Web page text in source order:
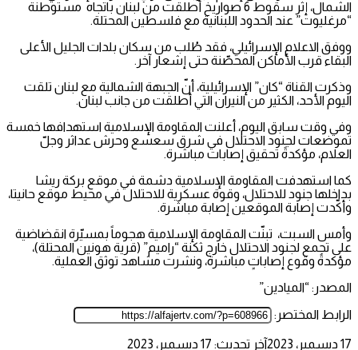
الشمال، إثر سقوط 6 صواريخ أطلقت من لبنان باتجاه مستوطنة
“مرغليوت” عند الحدود اللبنانية مع فلسطين المحتلة.
ووفق الاعلام الإسرائيلي، فقد طُلب من سكان بلدات الجليل الأعلى
البقاء قرب الأماكن المحصّنة حتى إشعار آخر.
وذكرت القناة “كان” الإسرائيلية، أنّ الجبهة الشمالية مع لبنان تلقت
اليوم الأحد، الكثير من النيران التي أطلقت من جانب لبنان.
وفي وقت سابق اليوم، أعلنت المقاومة الإسلامية استهدافها خمسة
‏تموضعات لجنود الاحتلال في شرق سعسع وحرش عداثر وجلّ
العلام، مؤكدةً تحقيق إصابات مباشرة.
كما استهدفت المقاومة الإسلامية دشمة في موقع بركة ريشا
بداخلها جنود للاحتلال، وقوة عسكرية للاحتلال في محيط موقع حانيتا‎،
وأكّدت إصابة الموقعين إصابة مباشرة.
وأمس السبت، تبنّت المقاومة الإسلامية هجوماً بمسيّرة انقضاضية
على تجمع لجنود الاحتلال خارج ثكنة “راميم” (قرية هونين المحتلة)،
مؤكدةً وقوع إصاباتٍ مباشرة، ونشرت مشاهد توثق العملية.
المصدر: “الميادين”
الرابط المختصر:
17 ديسمبر، 2023 آخر تحديث: 17 ديسمبر، 2023